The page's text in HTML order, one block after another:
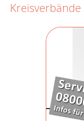
Kreisverbände